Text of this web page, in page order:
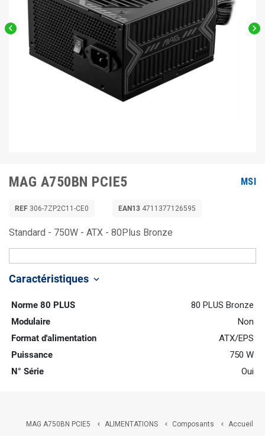
 
MAG A750BN PCIE5 MSI
REF 306-7ZP2C11-CE0 EAN13 4711377126595
Standard - 750W - ATX - 80Plus Bronze
Caractéristiques keyboard_arrow_down
Norme 80 PLUS
80 PLUS Bronze
Modulaire
Non
Format d'alimentation
ATX/EPS
Puissance
750 W
N° Série
Oui
Accueil

Composants

ALIMENTATIONS

MAG A750BN PCIE5